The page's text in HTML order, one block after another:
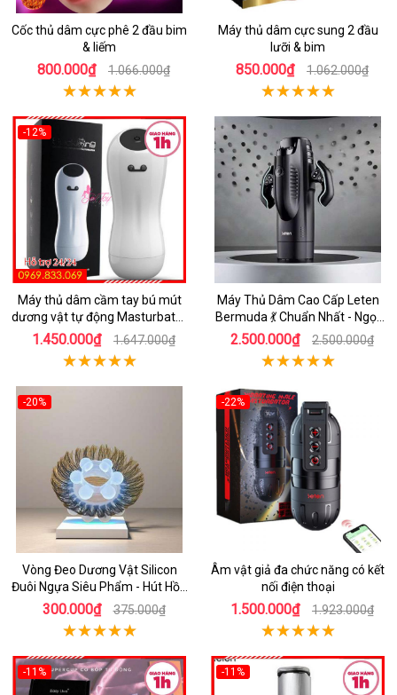
Cốc thủ dâm cực phê 2 đầu bim
& liếm
800.000₫ 1.066.000₫
Máy thủ dâm cực sung 2 đầu
lưỡi & bim
850.000₫ 1.062.000₫
-12%
Máy thủ dâm cầm tay bú mút
dương vật tự động Masturbator
Cup tỏa nhiệt
1.450.000₫ 1.647.000₫
Máy Thủ Dâm Cao Cấp Leten
Bermuda 💃 Chuẩn Nhất - Ngọt
Ngào Hứng Khởi
2.500.000₫ 2.500.000₫
-20%
Vòng Đeo Dương Vật Silicon
Đuôi Ngựa Siêu Phẩm - Hút Hồn
Đối Tác
300.000₫ 375.000₫
-22%
Âm vật giả đa chức năng có kết
nối điện thoại
1.500.000₫ 1.923.000₫
-11% -11%